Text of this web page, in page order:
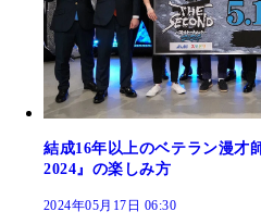
結成16年以上のベテラン漫才
2024』の楽しみ方
2024年05月17日 06:30